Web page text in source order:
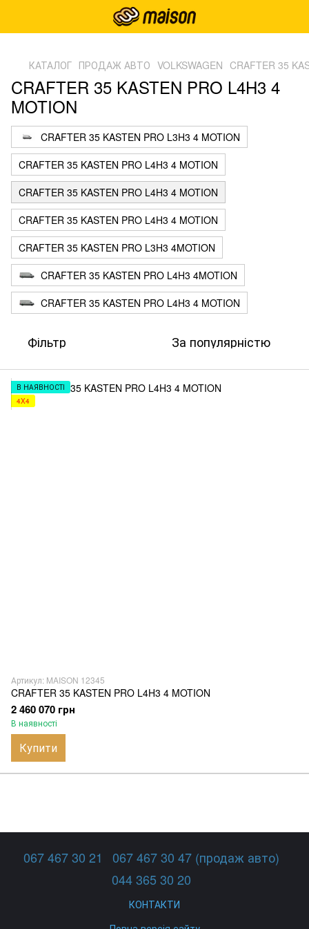
КАТАЛОГ ПРОДАЖ АВТО VOLKSWAGEN CRAFTER 35
CRAFTER 35 KASTEN PRO L4H3 4
MOTION
CRAFTER 35 KASTEN PRO L3H3 4 MOTION
CRAFTER 35 KASTEN PRO L4H3 4 MOTION
CRAFTER 35 KASTEN PRO L4H3 4 MOTION
CRAFTER 35 KASTEN PRO L4H3 4 MOTION
CRAFTER 35 KASTEN PRO L3H3 4MOTION
CRAFTER 35 KASTEN PRO L4H3 4MOTION
CRAFTER 35 KASTEN PRO L4H3 4 MOTION
Фільтр За популярністю
В НАЯВНОСТІ
4X4
Артикул: MAISON 12345
CRAFTER 35 KASTEN PRO L4H3 4 MOTION
2 460 070 грн
В наявності
Купити
067 467 30 21
067 467 30 47 (продаж авто)
044 365 30 20
КОНТАКТИ